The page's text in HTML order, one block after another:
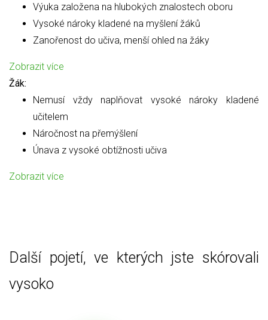
Výuka založena na hlubokých znalostech oboru
Vysoké nároky kladené na myšlení žáků
Zanořenost do učiva, menší ohled na žáky
Zobrazit více
Žák:
Nemusí vždy naplňovat vysoké nároky kladené
učitelem
Náročnost na přemýšlení
Únava z vysoké obtížnosti učiva
Zobrazit více
Další pojetí, ve kterých jste skórovali
vysoko